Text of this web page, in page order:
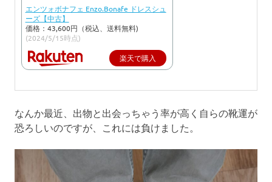
エンツォボナフェ Enzo.Bonafe ドレスシュ
ーズ【中古】
価格：43,600円（税込、送料無料)
(2024/5/15時点)
楽天で購入
なんか最近、出物と出会っちゃう率が高く自らの靴運が
恐ろしいのですが、これには負けました。